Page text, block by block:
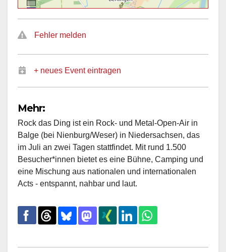
Fehler melden
+ neues Event eintragen
Mehr:
Rock das Ding ist ein Rock- und Metal-Open-Air in
Balge (bei Nienburg/Weser) in Niedersachsen, das
im Juli an zwei Tagen stattfindet. Mit rund 1.500
Besucher*innen bietet es eine Bühne, Camping und
eine Mischung aus nationalen und internationalen
Acts - entspannt, nahbar und laut.